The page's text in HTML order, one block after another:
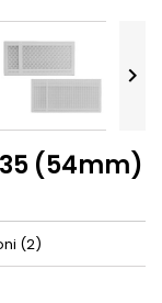

(54mm)
(2)